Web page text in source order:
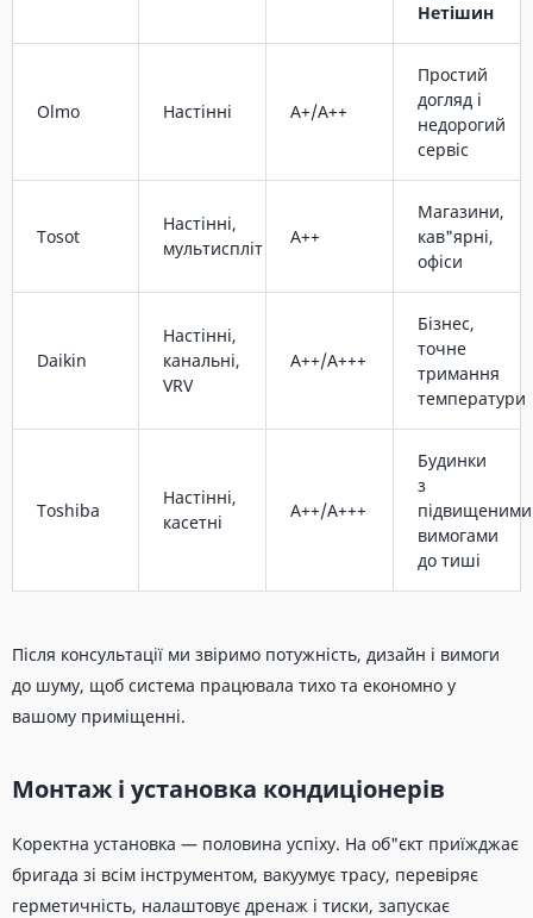
Нетішин
Olmo Настінні A+/A++
Простий
догляд і
недорогий
сервіс
Tosot
Настінні,
мультиспліт
A++
Магазини,
кав"ярні,
офіси
Daikin
Настінні,
канальні,
VRV
A++/A+++
Бізнес,
точне
тримання
температури
Toshiba
Настінні,
касетні
A++/A+++
Будинки
з
підвищеними
вимогами
до тиші
Після консультації ми звіримо потужність, дизайн і вимоги
до шуму, щоб система працювала тихо та економно у
вашому приміщенні.
Монтаж і установка кондиціонерів
Коректна установка — половина успіху. На об"єкт приїжджає
бригада зі всім інструментом, вакуумує трасу, перевіряє
герметичність, налаштовує дренаж і тиски, запускає